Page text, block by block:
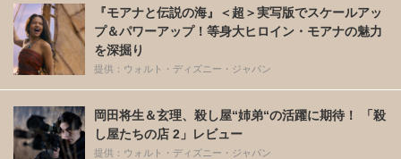
『モアナと伝説の海』＜超＞実写版でスケールアッ
プ＆パワーアップ！等身大ヒロイン・モアナの魅力
を深掘り
提供：ウォルト・ディズニー・ジャパン
岡田将生＆玄理、殺し屋“姉弟“の活躍に期待！ 「殺
し屋たちの店 2」レビュー
提供：ウォルト・ディズニー・ジャパン